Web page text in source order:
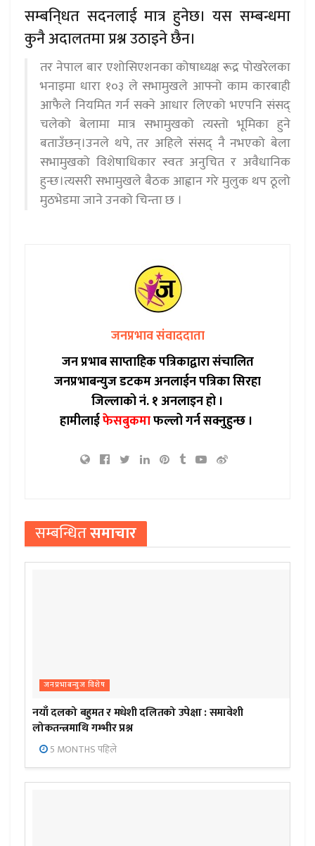
सम्बनि्धत सदनलाई मात्र हुनेछ। यस सम्बन्धमा
कुनै अदालतमा प्रश्न उठाइने छैन।
तर नेपाल बार एशोसिएशनका कोषाध्यक्ष रूद्र पोखरेलका
भनाइमा धारा १०३ ले सभामुखले आफ्नो काम कारबाही
आफैले नियमित गर्न सक्ने आधार लिएको भएपनि संसद्
चलेको बेलामा मात्र सभामुखको त्यस्तो भूमिका हुने
बताउँछन्।उनले थपे, तर अहिले संसद् नै नभएको बेला
सभामुखको विशेषाधिकार स्वतः अनुचित र अवैधानिक
हुन्छ।त्यसरी सभामुखले बैठक आह्वान गरे मुलुक थप ठूलो
मुठभेडमा जाने उनको चिन्ता छ ।
जनप्रभाव संवाददाता
जन प्रभाब साप्ताहिक पत्रिकाद्वारा संचालित
जनप्रभाबन्युज डटकम अनलाईन पत्रिका सिरहा
जिल्लाको नं. १ अनलाइन हो ।
हामीलाईफेसबुकमाफल्लो गर्न सक्नुहुन्छ ।
सम्बन्धितसमाचार
जनप्रभाबन्युज विशेष
नयाँ दलको बहुमत र मधेशी दलितको उपेक्षा : समावेशी
लोकतन्त्रमाथि गम्भीर प्रश्न
5 MONTHS पहिले